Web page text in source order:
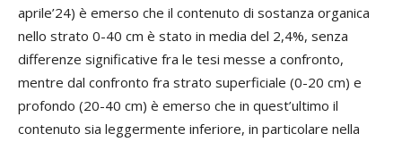
aprile’24) è emerso che il contenuto di sostanza organica
nello strato 0-40 cm è stato in media del 2,4%, senza
differenze significative fra le tesi messe a confronto,
mentre dal confronto fra strato superficiale (0-20 cm) e
profondo (20-40 cm) è emerso che in quest’ultimo il
contenuto sia leggermente inferiore, in particolare nella